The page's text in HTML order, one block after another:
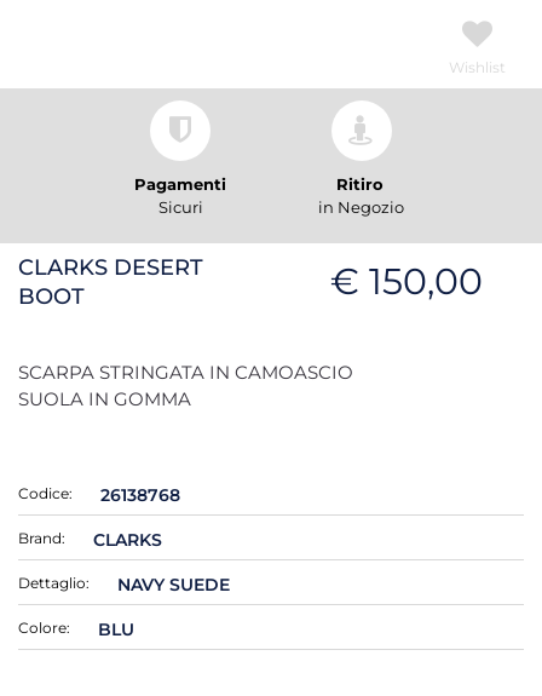
Wishlist
Pagamenti
Sicuri
Ritiro
in Negozio
CLARKS DESERT
BOOT
€ 150,00
SCARPA STRINGATA IN CAMOASCIO
SUOLA IN GOMMA
Codice: 26138768
Brand: CLARKS
Dettaglio: NAVY SUEDE
Colore: BLU